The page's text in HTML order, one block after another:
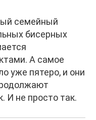
семейный
бисерных
А самое
уже пятеро, и они
И не просто так.